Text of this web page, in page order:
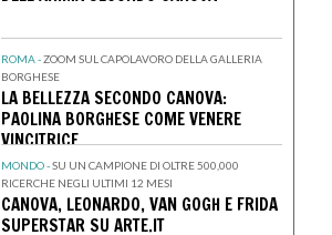
ROMA -ZOOM SUL CAPOLAVORO DELLA GALLERIA
BORGHESE
LA BELLEZZA SECONDO CANOVA:
PAOLINA BORGHESE COME VENERE
VINCITRICE
MONDO -SU UN CAMPIONE DI OLTRE 500,000
RICERCHE NEGLI ULTIMI 12 MESI
CANOVA, LEONARDO, VAN GOGH E FRIDA
SUPERSTAR SU ARTE.IT